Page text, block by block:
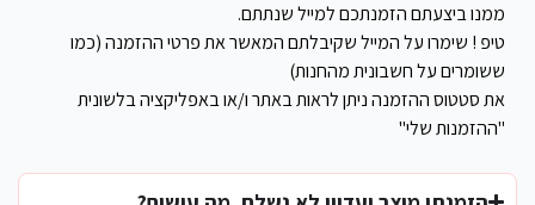
ממנו ביצעתם הזמנתכם למייל שנתתם.
טיפ ! שימרו על המייל שקיבלתם המאשר את פרטי ההזמנה (כמו
ששומרים על חשבונית מהחנות)
את סטטוס ההזמנה ניתן לראות באתר ו/או באפליקציה בלשונית
"ההזמנות שלי"